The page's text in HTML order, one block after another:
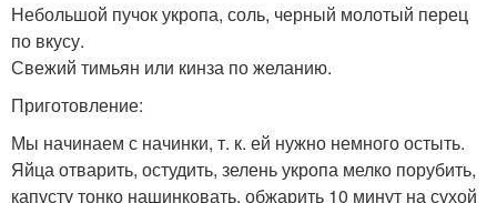
Небольшой пучок укропа, соль, черный молотый перец
по вкусу.
Свежий тимьян или кинза по желанию.
Приготовление:
Мы начинаем с начинки, т. к. ей нужно немного остыть.
Яйца отварить, остудить, зелень укропа мелко порубить,
капусту тонко нашинковать, обжарить 10 минут на сухой